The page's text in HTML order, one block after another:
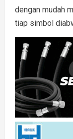
dengan mudah
tiap simbol